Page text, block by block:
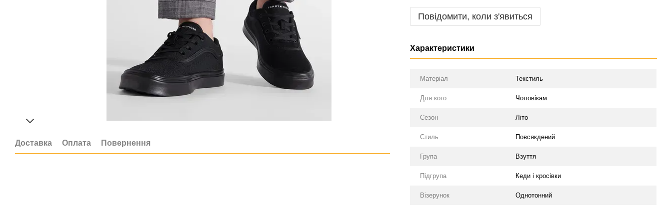
Доставка Оплата Повернення
Повідомити, коли з'явиться
Характеристики
Матеріал Текстиль
Для кого Чоловікам
Сезон Літо
Стиль Повсякдений
Група Взуття
Підгрупа Кеди і кросівки
Візерунок Однотонний